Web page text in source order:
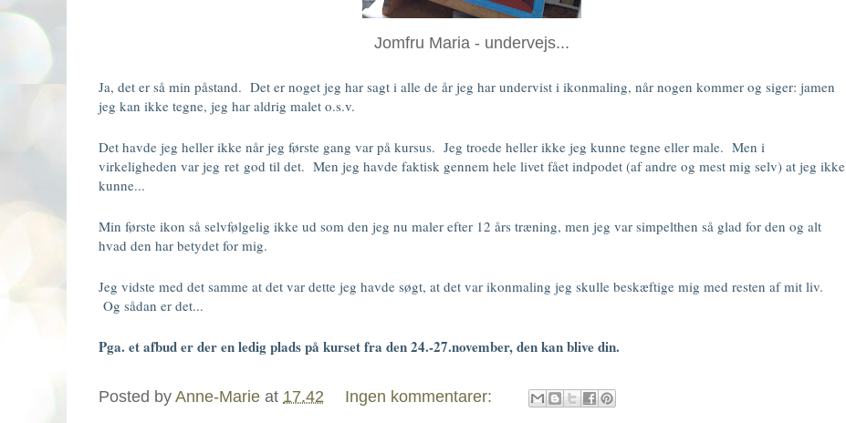
Jomfru Maria - undervejs...
Ja, det er så min påstand. Det er noget jeg har sagt i alle de år jeg har undervist i ikonmaling, når nogen kommer og siger: jamen
jeg kan ikke tegne, jeg har aldrig malet o.s.v.
Det havde jeg heller ikke når jeg første gang var på kursus. Jeg troede heller ikke jeg kunne tegne eller male. Men i
virkeligheden var jeg ret god til det. Men jeg havde faktisk gennem hele livet fået indpodet (af andre og mest mig selv) at jeg ikke
kunne...
Min første ikon så selvfølgelig ikke ud som den jeg nu maler efter 12 års træning, men jeg var simpelthen så glad for den og alt
hvad den har betydet for mig.
Jeg vidste med det samme at det var dette jeg havde søgt, at det var ikonmaling jeg skulle beskæftige mig med resten af mit liv.
Og sådan er det...
Pga. et afbud er der en ledig plads på kurset fra den 24.-27.november, den kan blive din.
Posted by Anne-Marie at 17.42 Ingen kommentarer: